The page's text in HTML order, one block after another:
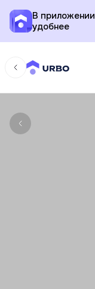
В приложении
удобнее